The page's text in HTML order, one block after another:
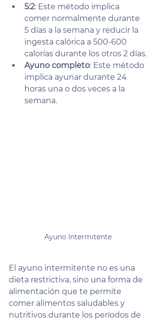
5:2: Este método implica
comer normalmente durante
5 días a la semana y reducir la
ingesta calórica a 500-600
calorías durante los otros 2 días.
Ayuno completo: Este método
implica ayunar durante 24
horas una o dos veces a la
semana.
Ayuno Intermitente
El ayuno intermitente no es una
dieta restrictiva, sino una forma de
alimentación que te permite
comer alimentos saludables y
nutritivos durante los períodos de